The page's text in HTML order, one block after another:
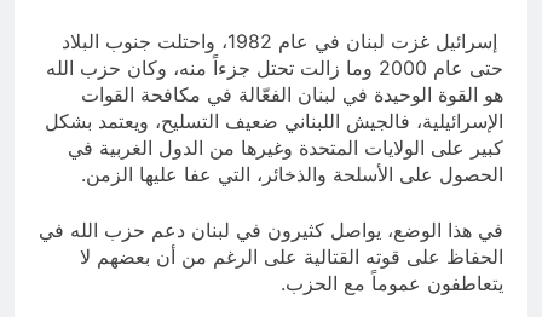
إسرائيل غزت لبنان في عام 1982، واحتلت جنوب البلاد
حتى عام 2000 وما زالت تحتل جزءاً منه، وكان حزب الله
هو القوة الوحيدة في لبنان الفعّالة في مكافحة القوات
الإسرائيلية، فالجيش اللبناني ضعيف التسليح، ويعتمد بشكل
كبير على الولايات المتحدة وغيرها من الدول الغربية في
الحصول على الأسلحة والذخائر، التي عفا عليها الزمن.
في هذا الوضع، يواصل كثيرون في لبنان دعم حزب الله في
الحفاظ على قوته القتالية على الرغم من أن بعضهم لا
يتعاطفون عموماً مع الحزب.